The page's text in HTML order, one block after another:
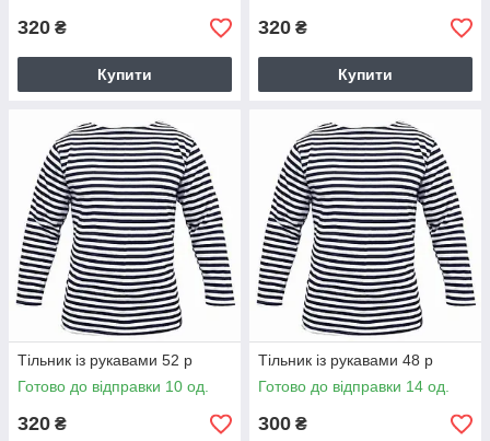
320 ₴
Купити
320 ₴
Купити
Тільник із рукавами 52 р
Готово до відправки 10 од.
320 ₴
Тільник із рукавами 48 р
Готово до відправки 14 од.
300 ₴